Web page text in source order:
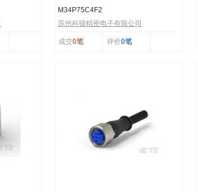
M34P75C4F2
苏州科骏精密电子有限公司
成交0笔 评价0笔